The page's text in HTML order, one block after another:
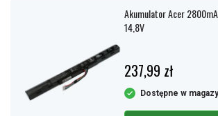
Akumulator Acer
14,8V
237,99 zł
Dostępne w